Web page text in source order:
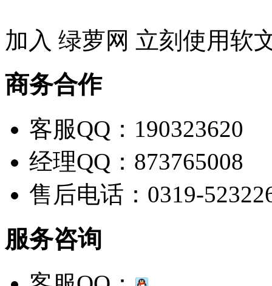
加入 绿萝网 立刻使用软
商务合作
客服QQ：190323620
经理QQ：873765008
售后电话：0319-
服务咨询